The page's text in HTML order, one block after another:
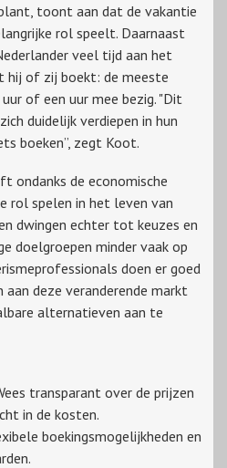
toont aan dat de vakantie
rol speelt. Daarnaast
veel tijd aan het
hij of zij boekt: de meeste
of een uur mee bezig. "Dit
duidelijk verdiepen in hun
boeken”, zegt Koot.
ondanks de economische
rol spelen in het leven van
dwingen echter tot keuzes en
doelgroepen minder vaak op
doen er goed
aan deze veranderende markt
alternatieven aan te
transparant over de prijzen
in de kosten.
boekingsmogelijkheden en